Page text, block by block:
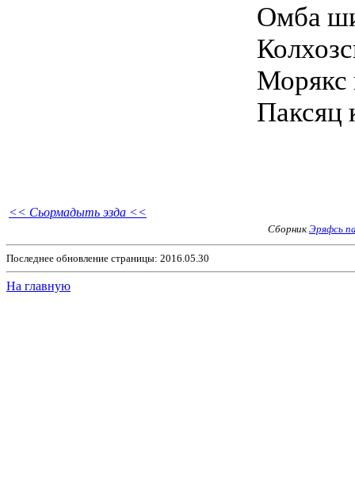
Омба
Морякс
Паксяц
<< Сьормадыть эзда <<
Сборник Эряфсь
Последнее обновление страницы: 2016.05.30
На главную